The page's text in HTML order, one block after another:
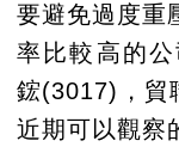
要避免過度重
率比較高的
鋐(3017)，貿
近期可以觀察